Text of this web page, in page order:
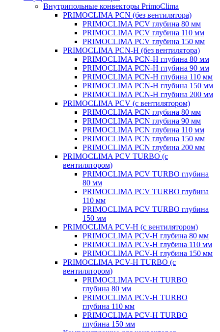
Внутрипольные конвекторы PrimoClima
PRIMOCLIMA PCN (без вентилятора)
PRIMOCLIMA PCV глубина 80 мм
PRIMOCLIMA PCV глубина 110 мм
PRIMOCLIMA PCV глубина 150 мм
PRIMOCLIMA PCN-H (без вентилятора)
PRIMOCLIMA PCN-H глубина 80 мм
PRIMOCLIMA PCN-H глубина 90 мм
PRIMOCLIMA PCN-H глубина 110 мм
PRIMOCLIMA PCN-H глубина 150 мм
PRIMOCLIMA PCN-H глубина 200 мм
PRIMOCLIMA PCV (c вентилятором)
PRIMOCLIMA PCN глубина 80 мм
PRIMOCLIMA PCN глубина 90 мм
PRIMOCLIMA PCN глубина 110 мм
PRIMOCLIMA PCN глубина 150 мм
PRIMOCLIMA PCN глубина 200 мм
PRIMOCLIMA PCV TURBO (c
вентилятором)
PRIMOCLIMA PCV TURBO глубина
80 мм
PRIMOCLIMA PCV TURBO глубина
110 мм
PRIMOCLIMA PCV TURBO глубина
150 мм
PRIMOCLIMA PCV-H (c вентилятором)
PRIMOCLIMA PCV-H глубина 80 мм
PRIMOCLIMA PCV-H глубина 110 мм
PRIMOCLIMA PCV-H глубина 150 мм
PRIMOCLIMA PCV-H TURBO (c
вентилятором)
PRIMOCLIMA PCV-H TURBO
глубина 80 мм
PRIMOCLIMA PCV-H TURBO
глубина 110 мм
PRIMOCLIMA PCV-H TURBO
глубина 150 мм